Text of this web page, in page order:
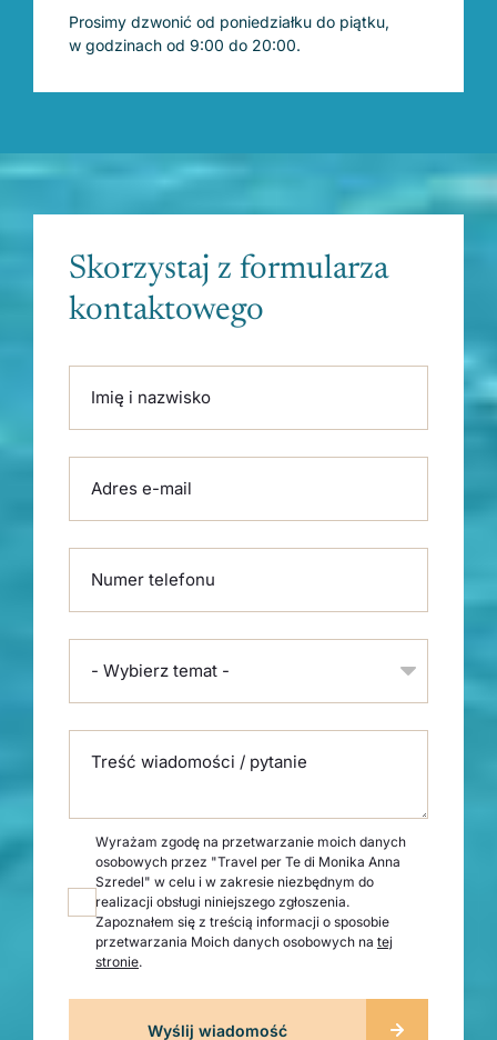
Prosimy dzwonić od poniedziałku do piątku,
w godzinach od 9:00 do 20:00.
Skorzystaj z formularza
kontaktowego
Imię i nazwisko
Adres e-mail
Numer telefonu
- Wybierz temat -
Treść wiadomości / pytanie
Wyrażam zgodę na przetwarzanie moich danych
osobowych przez "Travel per Te di Monika Anna
Szredel" w celu i w zakresie niezbędnym do
realizacji obsługi niniejszego zgłoszenia.
Zapoznałem się z treścią informacji o sposobie
przetwarzania Moich danych osobowych na tej
stronie.